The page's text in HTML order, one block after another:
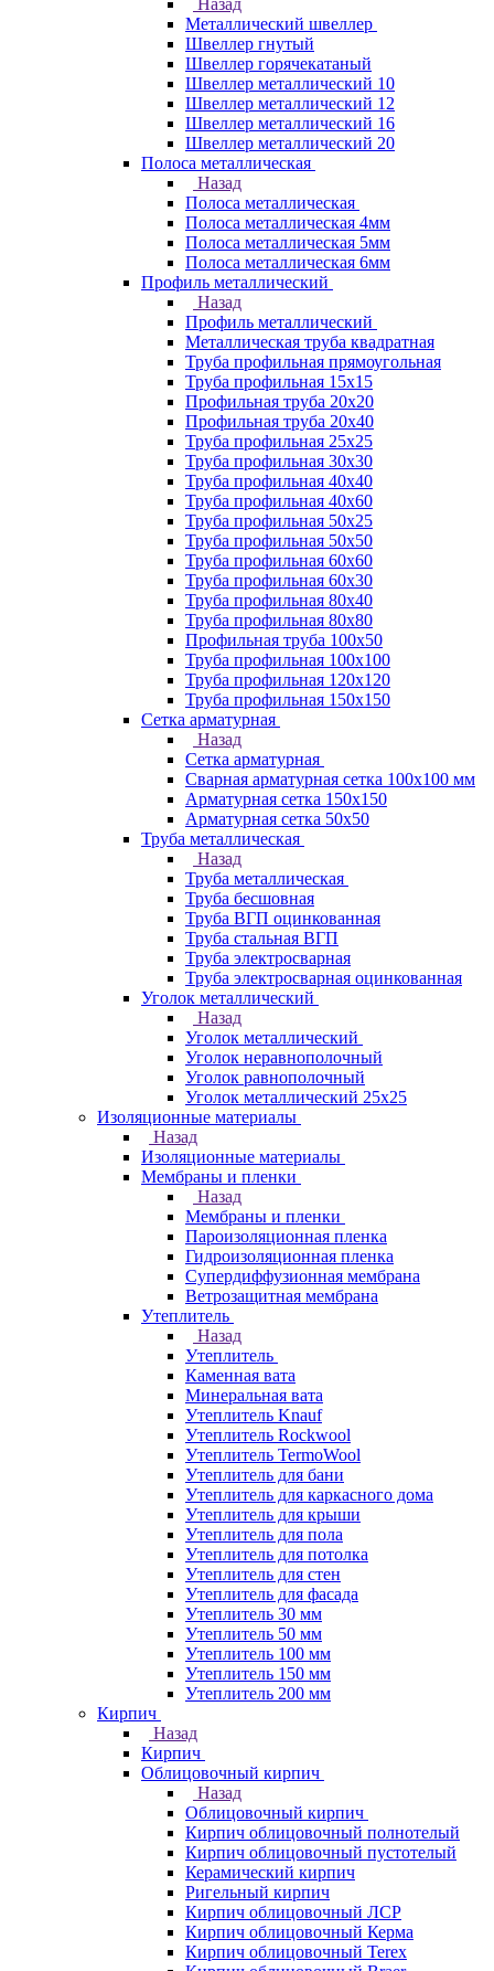
Назад
Металлический швеллер
Швеллер гнутый
Швеллер горячекатаный
Швеллер металлический 10
Швеллер металлический 12
Швеллер металлический 16
Швеллер металлический 20
Полоса металлическая
Назад
Полоса металлическая
Полоса металлическая 4мм
Полоса металлическая 5мм
Полоса металлическая 6мм
Профиль металлический
Назад
Профиль металлический
Металлическая труба квадратная
Труба профильная прямоугольная
Труба профильная 15х15
Профильная труба 20х20
Профильная труба 20х40
Труба профильная 25х25
Труба профильная 30x30
Труба профильная 40х40
Труба профильная 40х60
Труба профильная 50х25
Труба профильная 50х50
Труба профильная 60x60
Труба профильная 60х30
Труба профильная 80х40
Труба профильная 80х80
Профильная труба 100х50
Труба профильная 100х100
Труба профильная 120х120
Труба профильная 150х150
Сетка арматурная
Назад
Сетка арматурная
Сварная арматурная сетка 100х100 мм
Арматурная сетка 150х150
Арматурная сетка 50х50
Труба металлическая
Назад
Труба металлическая
Труба бесшовная
Труба ВГП оцинкованная
Труба стальная ВГП
Труба электросварная
Труба электросварная оцинкованная
Уголок металлический
Назад
Уголок металлический
Уголок неравнополочный
Уголок равнополочный
Уголок металлический 25х25
Изоляционные материалы
Назад
Изоляционные материалы
Мембраны и пленки
Назад
Мембраны и пленки
Пароизоляционная пленка
Гидроизоляционная пленка
Супердиффузионная мембрана
Ветрозащитная мембрана
Утеплитель
Назад
Утеплитель
Каменная вата
Минеральная вата
Утеплитель Knauf
Утеплитель Rockwool
Утеплитель TermoWool
Утеплитель для бани
Утеплитель для каркасного дома
Утеплитель для крыши
Утеплитель для пола
Утеплитель для потолка
Утеплитель для стен
Утеплитель для фасада
Утеплитель 30 мм
Утеплитель 50 мм
Утеплитель 100 мм
Утеплитель 150 мм
Утеплитель 200 мм
Кирпич
Назад
Кирпич
Облицовочный кирпич
Назад
Облицовочный кирпич
Кирпич облицовочный полнотелый
Кирпич облицовочный пустотелый
Керамический кирпич
Ригельный кирпич
Кирпич облицовочный ЛСР
Кирпич облицовочный Керма
Кирпич облицовочный Terex